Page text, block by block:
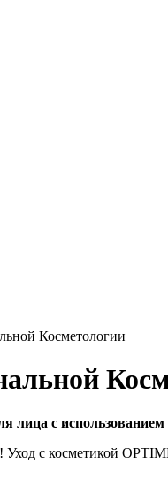
Косметологии
с
с косметикой